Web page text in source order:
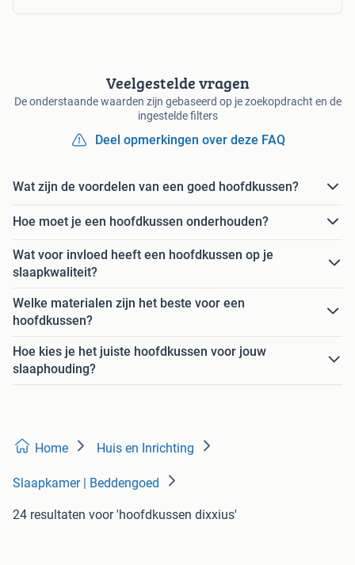
Veelgestelde vragen
De onderstaande waarden zijn gebaseerd op je zoekopdracht en de
ingestelde filters
Deel opmerkingen over deze FAQ
Wat zijn de voordelen van een goed hoofdkussen?
Hoe moet je een hoofdkussen onderhouden?
Wat voor invloed heeft een hoofdkussen op je
slaapkwaliteit?
Welke materialen zijn het beste voor een
hoofdkussen?
Hoe kies je het juiste hoofdkussen voor jouw
slaaphouding?
Home Huis en Inrichting
Slaapkamer | Beddengoed
24 resultaten voor 'hoofdkussen dixxius'